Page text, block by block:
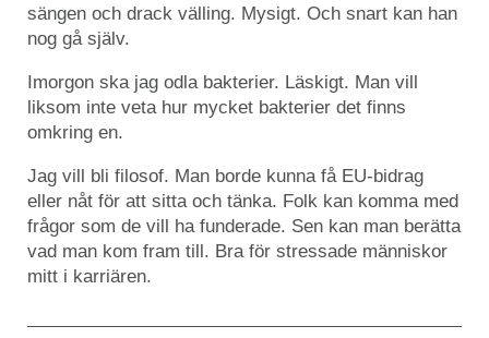
sängen och drack välling. Mysigt. Och snart kan han
nog gå själv.
Imorgon ska jag odla bakterier. Läskigt. Man vill
liksom inte veta hur mycket bakterier det finns
omkring en.
Jag vill bli filosof. Man borde kunna få EU-bidrag
eller nåt för att sitta och tänka. Folk kan komma med
frågor som de vill ha funderade. Sen kan man berätta
vad man kom fram till. Bra för stressade människor
mitt i karriären.